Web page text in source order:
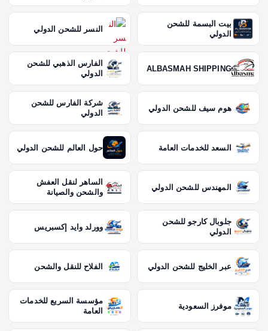
بيت البسمة للشحن
الدولي
النسر للشحن الدولي
ALBASMAH SHIPPING
الفارس الذهبي للشحن
الدولي
هوم سيف للشحن الدولي
شركة الفارس للشحن
الدولي
السعد للخدمات العامة حول العالم للشحن الدولي
المهندس للشحن الدولي
الساهر لنقل العفش
والشحن والصيانة
جلوبال كارجو للشحن
الدولي
وورلد وايد إكسبريس
عبر الخليج للشحن الدولي الفلاح للنقل والشحن
موفرز السعودية
مؤسسة السريع للخدمات
العامة